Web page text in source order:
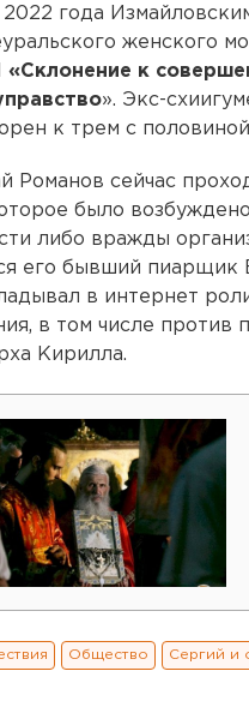
2022 года
женского
«Склонение к
». Экс-
к трем с
Романов сейчас
было
либо вражды
его бывший пиарщик
в интернет
в том числе
Кирилла.
Общество